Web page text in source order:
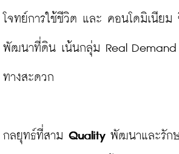
โจทย์การใช้ชีวิต และ คอนโดมิเนีย
พัฒนาที่ดิน เน้นกลุ่ม Real Demand
ทางสะดวก
กลยุทธ์ที่สาม Quality พัฒนาและรัก